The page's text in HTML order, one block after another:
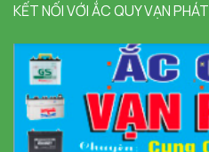
KẾT NỐI VỚI ẮC QUY VẠN PHÁT